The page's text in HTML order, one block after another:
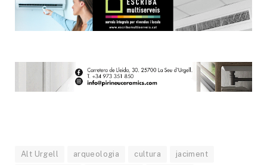
Alt Urgell arqueologia cultura jaciment